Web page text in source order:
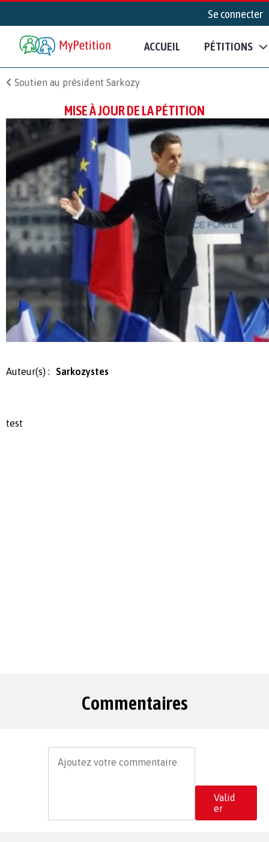
Se connecter
ACCUEIL PÉTITIONS
Soutien au président Sarkozy
MISE À JOUR DE LA PÉTITION
Auteur(s) : Sarkozystes
test
Commentaires
Valid
er